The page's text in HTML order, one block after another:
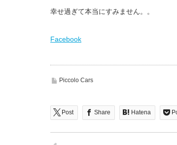
幸せ過ぎて本当にすみません。。
Facebook
Piccolo Cars
Post Share Hatena